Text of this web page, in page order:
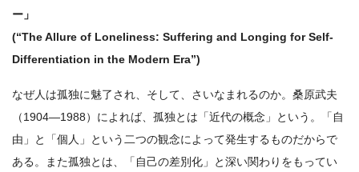
ー」
(“The Allure of Loneliness: Suffering and Longing for Self-
Differentiation in the Modern Era”)
なぜ人は孤独に魅了され、そして、さいなまれるのか。桑原武夫
（1904―1988）によれば、孤独とは「近代の概念」という。「自
由」と「個人」という二つの観念によって発生するものだからで
ある。また孤独とは、「自己の差別化」と深い関わりをもってい